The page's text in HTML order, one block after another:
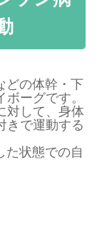
どの体幹・下
ーグです。
対して、身体
きで運動する
た状態での自